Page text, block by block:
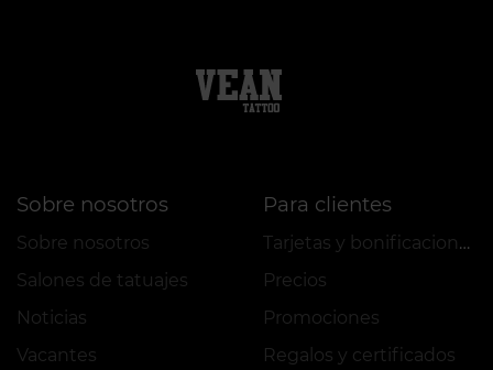
Sobre nosotros
Sobre nosotros
Salones de tatuajes
Noticias
Vacantes
Para clientes
Tarjetas y bonificaciones
Precios
Promociones
Regalos y certificados